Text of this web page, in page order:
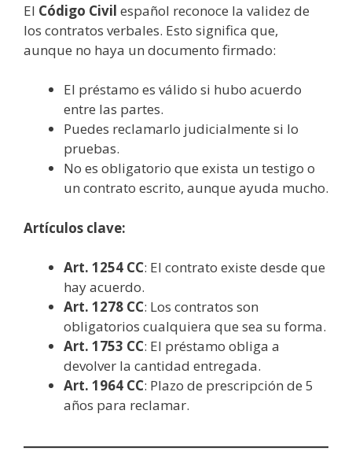
El Código Civil español reconoce la validez de
los contratos verbales. Esto significa que,
aunque no haya un documento firmado:
El préstamo es válido si hubo acuerdo
entre las partes.
Puedes reclamarlo judicialmente si lo
pruebas.
No es obligatorio que exista un testigo o
un contrato escrito, aunque ayuda mucho.
Artículos clave:
Art. 1254 CC: El contrato existe desde que
hay acuerdo.
Art. 1278 CC: Los contratos son
obligatorios cualquiera que sea su forma.
Art. 1753 CC: El préstamo obliga a
devolver la cantidad entregada.
Art. 1964 CC: Plazo de prescripción de 5
años para reclamar.